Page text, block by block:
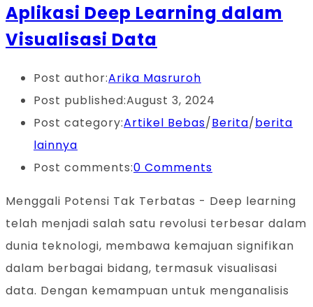
Aplikasi Deep Learning dalam
Visualisasi Data
Post author:Arika Masruroh
Post published:August 3, 2024
Post category:Artikel Bebas/Berita/berita
lainnya
Post comments:0 Comments
Menggali Potensi Tak Terbatas - Deep learning
telah menjadi salah satu revolusi terbesar dalam
dunia teknologi, membawa kemajuan signifikan
dalam berbagai bidang, termasuk visualisasi
data. Dengan kemampuan untuk menganalisis